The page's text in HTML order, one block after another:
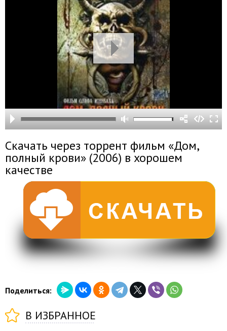
Скачать через торрент фильм «Дом,
полный крови» (2006) в хорошем
качестве
Поделиться:
В ИЗБРАННОЕ